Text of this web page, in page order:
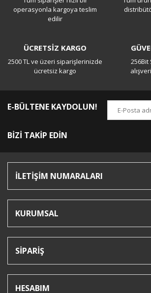
Yorum Yaz
operasyonla kargoya teslim
edilir
ÜCRETSİZ KARGO
2500 TL ve üzeri siparişlerinizde
ücretsiz kargo
256Bit
E-BÜLTENE KAYDOLUN!
BİZİ TAKİP EDİN
İLETİŞİM NUMARALARI
KURUMSAL
SİPARİŞ
HESABIM